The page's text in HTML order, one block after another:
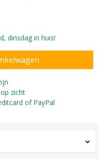
dinsdag in huis!
zicht
of PayPal